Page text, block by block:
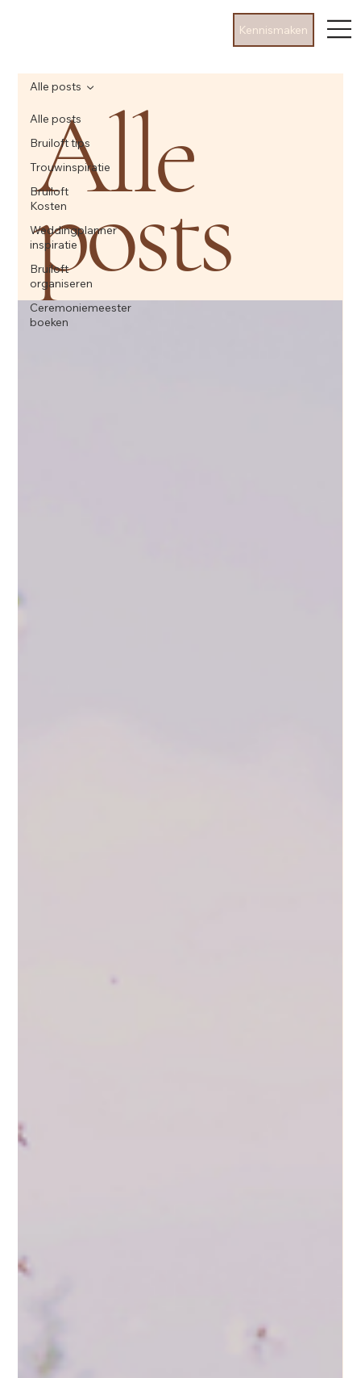
Kennismaken
Alle posts
Bruiloft tips
Trouwinspiratie
Bruiloft
Kosten
Weddingplanner
inspiratie
Bruiloft
organiseren
Ceremoniemeester
boeken
Alle posts
Alle
posts